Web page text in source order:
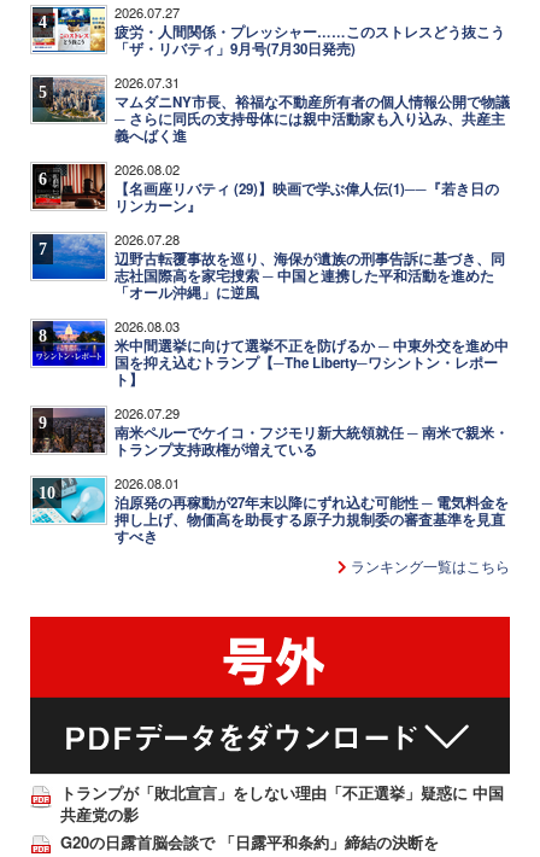
4 2026.07.27
疲労・人間関係・プレッシャー……このストレスどう抜こう
「ザ・リバティ」9月号(7月30日発売)
5 2026.07.31
マムダニNY市長、裕福な不動産所有者の個人情報公開で物議
─ さらに同氏の支持母体には親中活動家も入り込み、共産主
義へばく進
6 2026.08.02
【名画座リバティ (29)】映画で学ぶ偉人伝(1)──『若き日の
リンカーン』
7 2026.07.28
辺野古転覆事故を巡り、海保が遺族の刑事告訴に基づき、同
志社国際高を家宅捜索 ─ 中国と連携した平和活動を進めた
「オール沖縄」に逆風
8 2026.08.03
米中間選挙に向けて選挙不正を防げるか ─ 中東外交を進め中
国を抑え込むトランプ【─The Liberty─ワシントン・レポー
ト】
9 2026.07.29
南米ペルーでケイコ・フジモリ新大統領就任 ─ 南米で親米・
トランプ支持政権が増えている
10 2026.08.01
泊原発の再稼動が27年末以降にずれ込む可能性 ─ 電気料金を
押し上げ、物価高を助長する原子力規制委の審査基準を見直
すべき
ランキング一覧はこちら
トランプが「敗北宣言」をしない理由「不正選挙」疑惑に 中国
共産党の影
G20の日露首脳会談で 「日露平和条約」締結の決断を